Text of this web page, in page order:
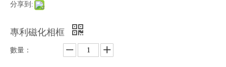
分享到:
專利磁化相框
數量：